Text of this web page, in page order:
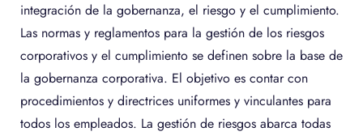
integración de la gobernanza, el riesgo y el cumplimiento.
Las normas y reglamentos para la gestión de los riesgos
corporativos y el cumplimiento se definen sobre la base de
la gobernanza corporativa. El objetivo es contar con
procedimientos y directrices uniformes y vinculantes para
todos los empleados. La gestión de riesgos abarca todas